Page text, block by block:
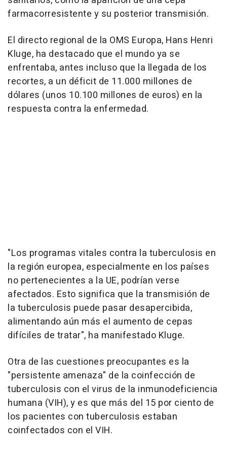
farmacorresistente y su posterior transmisión.
El directo regional de la OMS Europa, Hans Henri
Kluge, ha destacado que el mundo ya se
enfrentaba, antes incluso que la llegada de los
recortes, a un déficit de 11.000 millones de
dólares (unos 10.100 millones de euros) en la
respuesta contra la enfermedad.
"Los programas vitales contra la tuberculosis en
la región europea, especialmente en los países
no pertenecientes a la UE, podrían verse
afectados. Esto significa que la transmisión de
la tuberculosis puede pasar desapercibida,
alimentando aún más el aumento de cepas
difíciles de tratar", ha manifestado Kluge.
Otra de las cuestiones preocupantes es la
"persistente amenaza" de la coinfección de
tuberculosis con el virus de la inmunodeficiencia
humana (VIH), y es que más del 15 por ciento de
los pacientes con tuberculosis estaban
coinfectados con el VIH.